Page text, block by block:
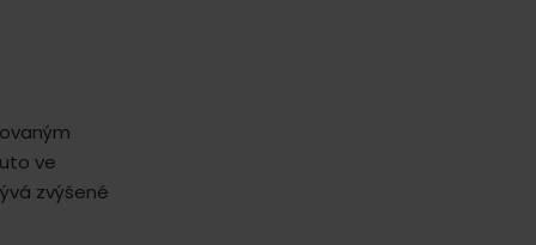
ve
zvýšené